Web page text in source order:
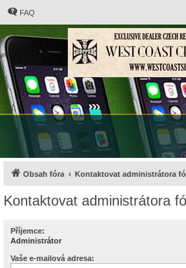
FAQ
Obsah fóra Kontaktovat administrátora
Kontaktovat administrátora
Příjemce:
Administrátor
Vaše e-mailová adresa: